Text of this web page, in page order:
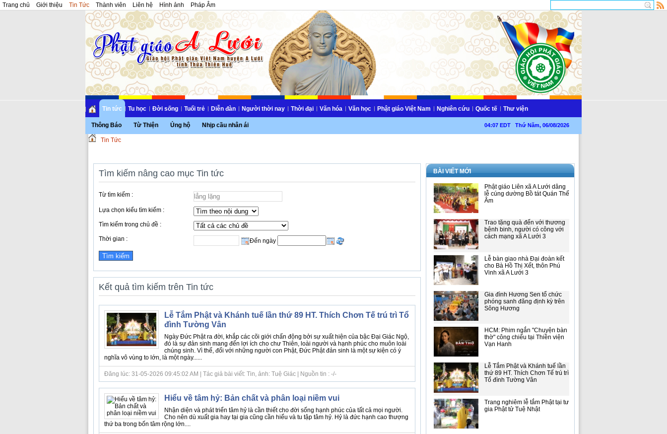
Trang chủ Giới thiệu Tin Tức Thành viên Liên hệ Hình ảnh Pháp Âm
Tin tức
Thông Báo Từ Thiện Ủng hộ Nhịp cầu nhân ái
Tu học Đời sống Tuổi trẻ Diễn đàn Người thời nay Thời đại Văn hóa Văn học Phật giáo Việt Nam Nghiên cứu Quốc tế Thư viện
04:07 EDT Thứ Năm, 06/08/2026
Tin Tức
Tìm kiếm nâng cao mục Tin tức
Từ tìm kiếm :
Lựa chọn kiểu tìm kiếm :
Tìm kiếm trong chủ đề :
Thời gian : Đến ngày
Kết quả tìm kiếm trên Tin tức
Lễ Tắm Phật và Khánh tuế lần thứ 89 HT. Thích Chơn Tế trú trì Tổ
đình Tường Vân
Ngày Đức Phật ra đời, khắp các cõi giới chấn động bởi sự xuất hiện của bậc Đại Giác Ngộ,
đó là sự đản sinh mang đến lợi ích cho chư Thiên, loài người và hạnh phúc cho muôn loài
chúng sinh. Vì thế, đối với những người con Phật, Đức Phật đản sinh là một sự kiện có ý
nghĩa vô vùng to lớn, là một ngày......
Đăng lúc: 31-05-2026 09:45:02 AM | Tác giả bài viết: Tin, ảnh: Tuệ Giác | Nguồn tin : -/-
Hiểu về tâm hỷ: Bản chất và phân loại niềm vui
Nhận diện và phát triển tâm hỷ là cần thiết cho đời sống hạnh phúc của tất cả mọi người.
Cho nên dù xuất gia hay tại gia cũng cần hiểu và tu tập tâm hỷ. Hỷ là đức hạnh cao thượng
thứ ba trong bốn tâm rộng lớn....
BÀI VIẾT MỚI
Phật giáo Liên xã A Lưới dâng
lễ cúng dường Bồ tát Quán Thế
Âm
Trao tặng quà đến với thương
bệnh binh, người có công với
cách mạng xã A Lưới 3
Lễ bàn giao nhà Đại đoàn kết
cho Bà Hồ Thị Xết, thôn Phú
Vinh xã A Lưới 3
Gia đình Hương Sen tổ chức
phóng sanh đăng định kỳ trên
Sông Hương
HCM: Phim ngắn "Chuyện bàn
thờ" công chiếu tại Thiền viện
Vạn Hanh
Lễ Tắm Phật và Khánh tuế lần
thứ 89 HT. Thích Chơn Tế trú trì
Tổ đình Tường Vân
Trang nghiêm lễ tắm Phật tại tư
gia Phật tử Tuệ Nhật